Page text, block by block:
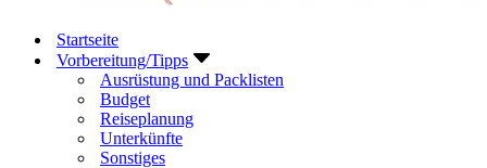
Startseite
Vorbereitung/Tipps
Ausrüstung und Packlisten
Budget
Reiseplanung
Unterkünfte
Sonstiges